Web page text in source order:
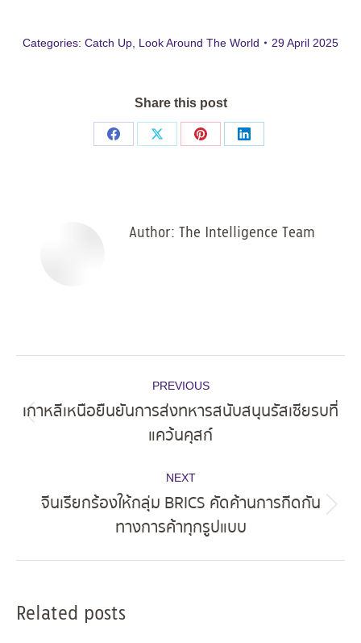
Categories: Catch Up Look Around The World 29 April 2025
Share this post
Share
Share
Share
Share
Author: The Intelligence Team
navigation
PREVIOUS
post:
เกาหลีเหนือยืนยันการส่งทหารสนับสนุนรัสเซียรบที่
แคว้นคุสก์
NEXT
post:
จีนเรียกร้องให้กลุ่ม BRICS คัดค้านการกีดกัน
ทางการค้าทุกรูปแบบ
Related posts